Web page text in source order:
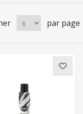
par page